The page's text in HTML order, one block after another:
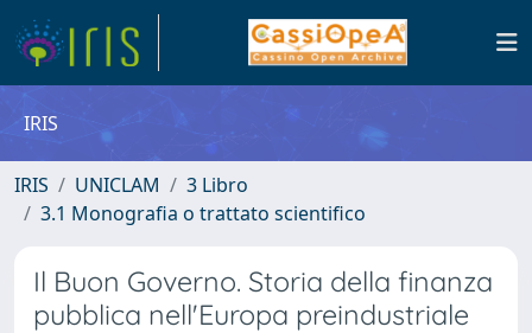
IRIS
IRIS UNICLAM
3 Libro
3.1 Monografia o trattato scientifico
Il Buon Governo. Storia della finanza
pubblica nell'Europa preindustriale